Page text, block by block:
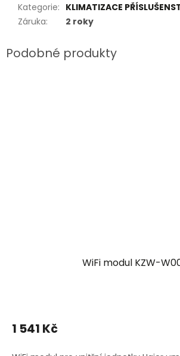
Kategorie: KLIMATIZACE
Záruka: 2 roky
WiFi modul KZW-
1 541 Kč